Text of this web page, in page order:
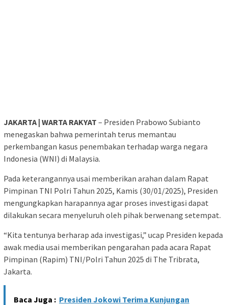
JAKARTA | WARTA RAKYAT – Presiden Prabowo Subianto
menegaskan bahwa pemerintah terus memantau
perkembangan kasus penembakan terhadap warga negara
Indonesia (WNI) di Malaysia.
Pada keterangannya usai memberikan arahan dalam Rapat
Pimpinan TNI Polri Tahun 2025, Kamis (30/01/2025), Presiden
mengungkapkan harapannya agar proses investigasi dapat
dilakukan secara menyeluruh oleh pihak berwenang setempat.
“Kita tentunya berharap ada investigasi,” ucap Presiden kepada
awak media usai memberikan pengarahan pada acara Rapat
Pimpinan (Rapim) TNI/Polri Tahun 2025 di The Tribrata,
Jakarta.
Baca Juga : Presiden Jokowi Terima Kunjungan